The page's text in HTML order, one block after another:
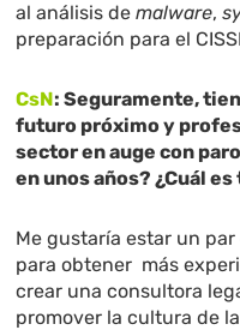
al análisis demalware,
preparación para el
CsN: Seguramente,
futuro próximo y
sector en auge con
en unos años? ¿Cuál
Me gustaría estar un
para obtener más
crear una consultora
promover la cultura de